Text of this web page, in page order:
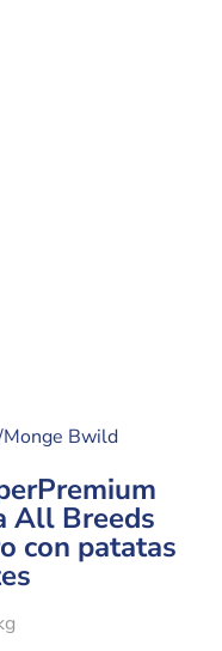
Monge Bwild
All Breeds
con patatas